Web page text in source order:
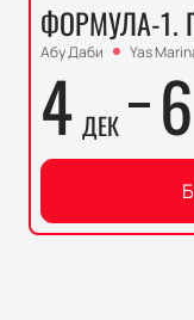
ФОРМУЛА-1.
Абу Даби Yas
4 ДЕК 6